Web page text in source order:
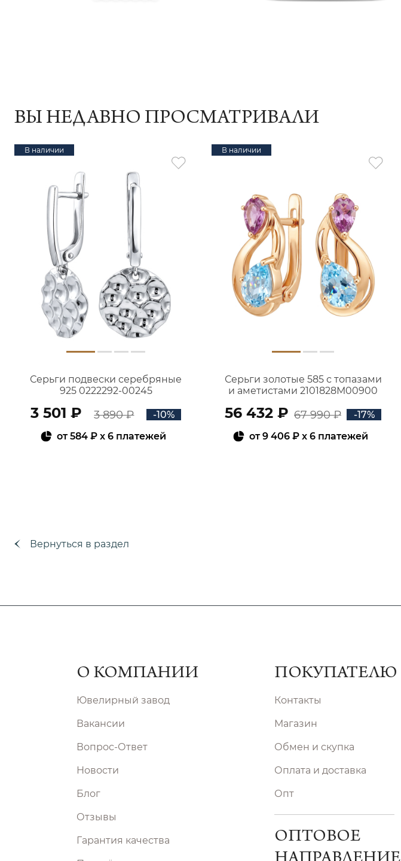
ВЫ НЕДАВНО ПРОСМАТРИВАЛИ
В наличии
Серьги подвески серебряные
925 0222292-00245
3 501 ₽ 3 890 ₽
-10%
от584 ₽ x 6 платежей
В наличии
Серьги золотые 585 с топазами
и аметистами 2101828М00900
56 432 ₽ 67 990 ₽
-17%
от9 406 ₽ x 6 платежей
Вернуться в раздел
О КОМПАНИИ
Ювелирный завод
Вакансии
Вопрос-Ответ
Новости
Блог
Отзывы
Гарантия качества
ПОКУПАТЕЛЮ
Контакты
Магазин
Обмен и скупка
Оплата и доставка
Опт
ОПТОВОЕ